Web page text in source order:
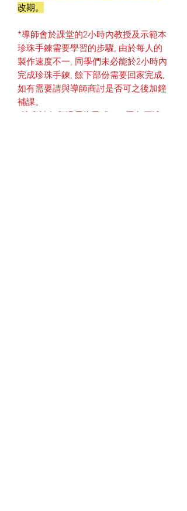
改期。
*導師會於課堂的2小時內教授及示範本
珍珠手鍊需要學習的步驟, 由於每人的
製作速度不一, 同學們未必能於2小時內
完成珍珠手鍊, 餘下部份需要回家完成,
如有需要請與導師商討是否可之後加鐘
補課。
*注意請勿留過長指甲或GEL甲都不適